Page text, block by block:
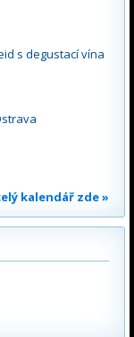
s degustací vína
kalendář zde »